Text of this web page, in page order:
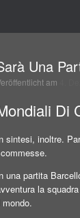
Una
Veröffentlicht am
Di
sintesi, inoltre.
una partita
la
mondo.